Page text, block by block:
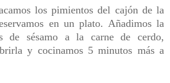
los pimientos del cajón de la
en un plato. Añadimos la
de sésamo a la carne de cerdo,
y cocinamos 5 minutos más a